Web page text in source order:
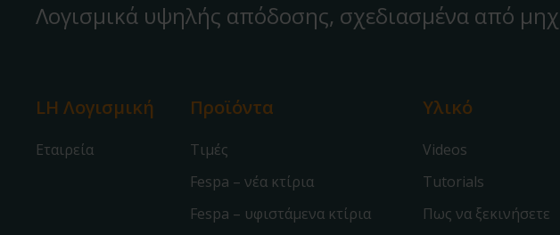
Λογισμικά υψηλής απόδοσης, σχεδιασμένα από
LH Λογισμική
Εταιρεία
Προϊόντα
Τιμές
Fespa – νέα κτίρια
Fespa – υφιστάμενα κτίρια
Υλικό
Videos
Tutorials
Πως να ξεκινήσετε